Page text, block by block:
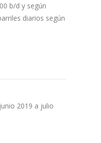
b/d y según
diarios según
2019 a julio